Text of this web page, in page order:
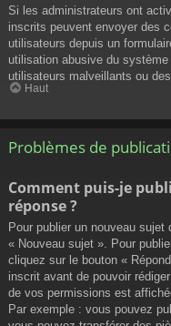
Si les administrateurs ont
inscrits peuvent envoyer des
utilisateurs depuis un
utilisation abusive du
utilisateurs malveillants ou des
Haut
Problèmes de
Comment puis-je
réponse ?
Pour publier un nouveau
« Nouveau sujet ». Pour
cliquez sur le bouton «
inscrit avant de pouvoir
de vos permissions est
Par exemple : vous pouvez